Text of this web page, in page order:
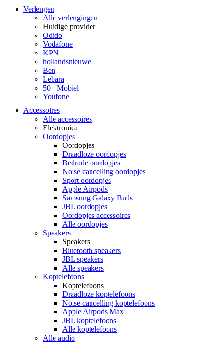
Verlengen
Alle verlengingen
Huidige provider
Odido
Vodafone
KPN
hollandsnieuwe
Ben
Lebara
50+ Mobiel
Youfone
Accessoires
Alle accessoires
Elektronica
Oordopjes
Oordopjes
Draadloze oordopjes
Bedrade oordopjes
Noise cancelling oordopjes
Sport oordopjes
Apple Airpods
Samsung Galaxy Buds
JBL oordopjes
Oordopjes accessoires
Alle oordopjes
Speakers
Speakers
Bluetooth speakers
JBL speakers
Alle speakers
Koptelefoons
Koptelefoons
Draadloze koptelefoons
Noise cancelling koptelefoons
Apple Airpods Max
JBL koptelefoons
Alle koptelefoons
Alle audio